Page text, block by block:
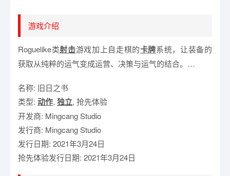
游戏介绍
Roguelike类射击游戏加上自走棋的卡牌系统，让装备的
获取从纯粹的运气变成运营、决策与运气的结合。…
名称: 旧日之书
类型: 动作, 独立, 抢先体验
开发商: Mingcang Studio
发行商: Mingcang Studio
发行日期: 2021年3月24日
抢先体验发行日期: 2021年3月24日